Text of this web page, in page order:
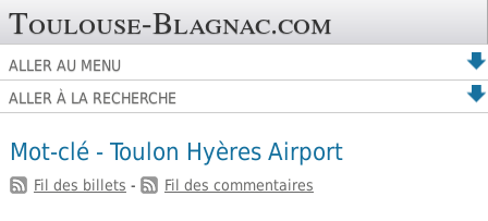
Toulouse-Blagnac.com
ALLER AU MENU
ALLER À LA RECHERCHE
Mot-clé - Toulon Hyères Airport
Fil des billets - Fil des commentaires